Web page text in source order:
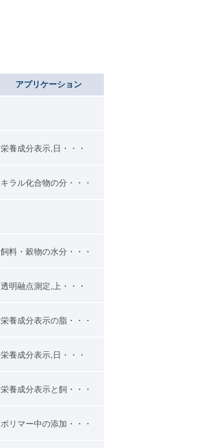
アプリケーション
栄養成分表示,日・・・
キラル化合物の分・・・
飼料・穀物の水分・・・
透明融点測定,上・・・
栄養成分表示の脂・・・
栄養成分表示,日・・・
栄養成分表示と飼・・・
ポリマー中の添加・・・